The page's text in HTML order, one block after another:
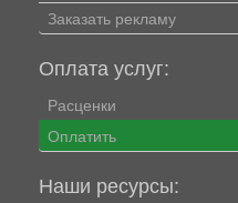
Заказать рекламу
Оплата услуг:
Расценки
Оплатить
Наши ресурсы: